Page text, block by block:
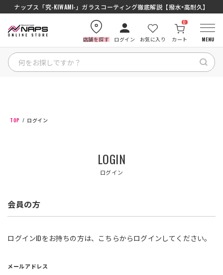
ナップス「究-KIWAMI-」ガラスコーティング徹底解説【撥水×高耐久】
店舗を探す ログイン お気に入り カート
0
MENU
カテゴリから探す
ナップスメンバーズ
店舗を探す
コーポレートサイト
TOP ログイン
LOGIN
ログイン
会員の方
ログインIDをお持ちの方は、こちらからログインしてください。
メールアドレス